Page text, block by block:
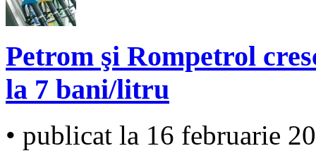
Petrom şi Rompetrol
la 7 bani/litru
• publicat la 16 februarie